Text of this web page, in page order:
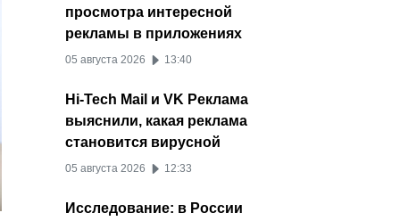
просмотра интересной
рекламы в приложениях
05 августа 2026 13:40
Hi-Tech Mail и VK Реклама
выяснили, какая реклама
становится вирусной
05 августа 2026 12:33
Исследование: в России